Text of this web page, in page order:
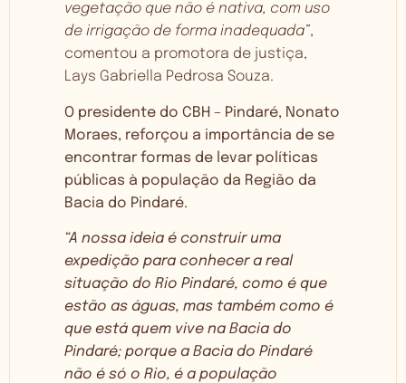
vegetação que não é nativa, com uso
de irrigação de forma inadequada”,
comentou a promotora de justiça,
Lays Gabriella Pedrosa Souza.
O presidente do CBH – Pindaré, Nonato
Moraes, reforçou a importância de se
encontrar formas de levar políticas
públicas à população da Região da
Bacia do Pindaré.
“A nossa ideia é construir uma
expedição para conhecer a real
situação do Rio Pindaré, como é que
estão as águas, mas também como é
que está quem vive na Bacia do
Pindaré; porque a Bacia do Pindaré
não é só o Rio, é a população